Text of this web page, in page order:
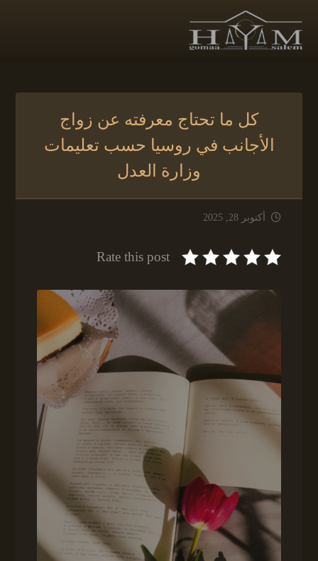
كل ما تحتاج معرفته عن زواج
الأجانب في روسيا حسب تعليمات
وزارة العدل
أكتوبر 28, 2025
Rate this post